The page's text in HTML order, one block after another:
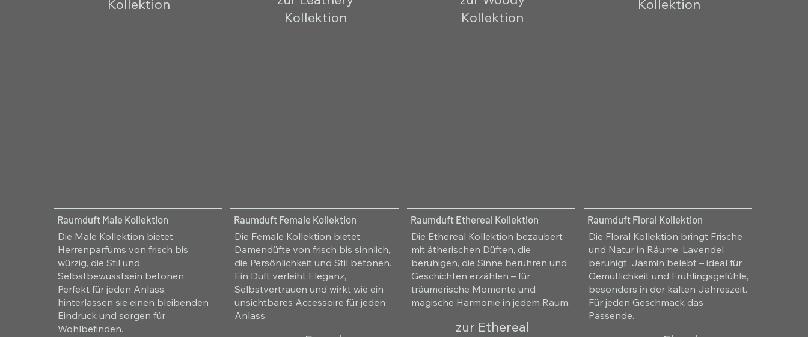
Kollektion
Kollektion
Kollektion
Kollektion
Raumduft Male Kollektion
Die Male Kollektion bietet
Herrenparfüms von frisch bis
würzig, die Stil und
Selbstbewusstsein betonen.
Perfekt für jeden Anlass,
hinterlassen sie einen bleibenden
Eindruck und sorgen für
Wohlbefinden.
Raumduft Female Kollektion
Die Female Kollektion bietet
Damendüfte von frisch bis sinnlich,
die Persönlichkeit und Stil betonen.
Ein Duft verleiht Eleganz,
Selbstvertrauen und wirkt wie ein
unsichtbares Accessoire für jeden
Anlass.
Raumduft Ethereal Kollektion
Die Ethereal Kollektion bezaubert
mit ätherischen Düften, die
beruhigen, die Sinne berühren und
Geschichten erzählen – für
träumerische Momente und
magische Harmonie in jedem Raum.
zur Ethereal
Raumduft Floral Kollektion
Die Floral Kollektion bringt Frische
und Natur in Räume. Lavendel
beruhigt, Jasmin belebt – ideal für
Gemütlichkeit und Frühlingsgefühle,
besonders in der kalten Jahreszeit.
Für jeden Geschmack das
Passende.